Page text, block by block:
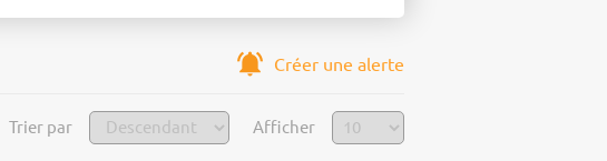
Créer une alerte
Trier par Afficher